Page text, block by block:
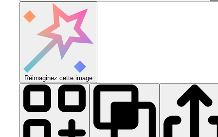
Réimaginez cette image